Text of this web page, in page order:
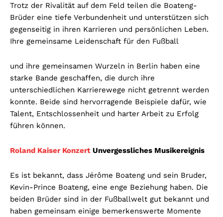
Trotz der Rivalität auf dem Feld teilen die Boateng-
Brüder eine tiefe Verbundenheit und unterstützen sich
gegenseitig in ihren Karrieren und persönlichen Leben.
Ihre gemeinsame Leidenschaft für den Fußball
und ihre gemeinsamen Wurzeln in Berlin haben eine
starke Bande geschaffen, die durch ihre
unterschiedlichen Karrierewege nicht getrennt werden
konnte. Beide sind hervorragende Beispiele dafür, wie
Talent, Entschlossenheit und harter Arbeit zu Erfolg
führen können.
Roland Kaiser Konzert Unvergessliches Musikereignis
Es ist bekannt, dass Jérôme Boateng und sein Bruder,
Kevin-Prince Boateng, eine enge Beziehung haben. Die
beiden Brüder sind in der Fußballwelt gut bekannt und
haben gemeinsam einige bemerkenswerte Momente